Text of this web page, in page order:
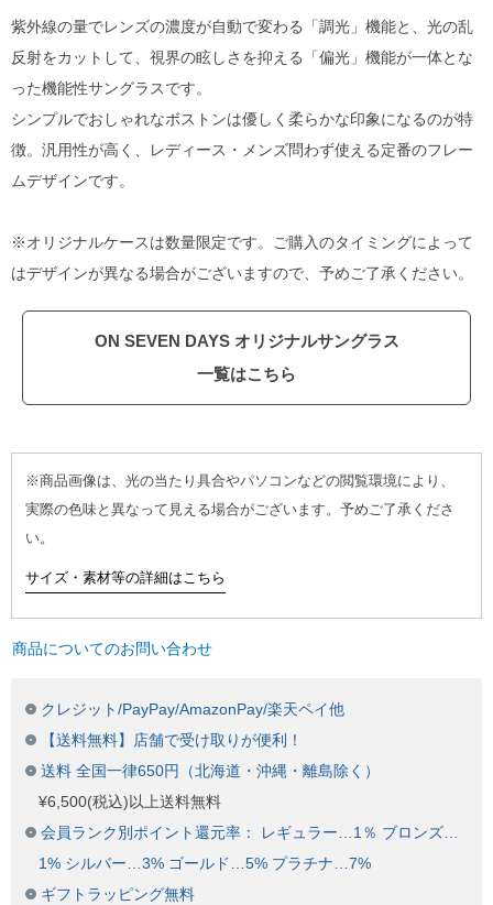
紫外線の量でレンズの濃度が自動で変わる「調光」機能と、光の乱
反射をカットして、視界の眩しさを抑える「偏光」機能が一体とな
った機能性サングラスです。
シンプルでおしゃれなボストンは優しく柔らかな印象になるのが特
徴。汎用性が高く、レディース・メンズ問わず使える定番のフレー
ムデザインです。
※オリジナルケースは数量限定です。ご購入のタイミングによって
はデザインが異なる場合がございますので、予めご了承ください。
ON SEVEN DAYS オリジナルサングラス
一覧はこちら
※商品画像は、光の当たり具合やパソコンなどの閲覧環境により、
実際の色味と異なって見える場合がございます。予めご了承くださ
い。
サイズ・素材等の詳細はこちら
商品についてのお問い合わせ
クレジット/PayPay/AmazonPay/楽天ペイ他
【送料無料】店舗で受け取りが便利！
送料 全国一律650円（北海道・沖縄・離島除く）
¥6,500(税込)以上送料無料
会員ランク別ポイント還元率： レギュラー…1％ ブロンズ…
1% シルバー…3% ゴールド…5% プラチナ…7%
ギフトラッピング無料